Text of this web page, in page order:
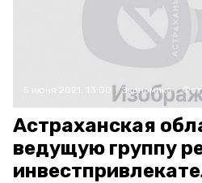
Экономика
Астраханская
ведущую группу